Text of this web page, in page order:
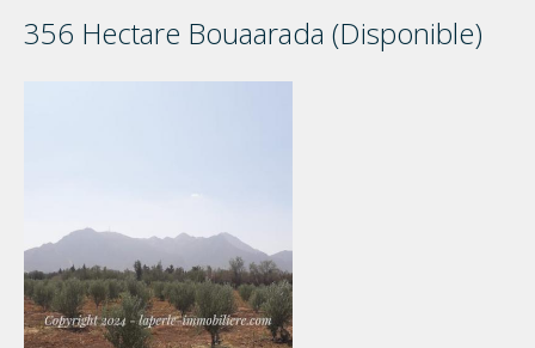
356 Hectare Bouaarada (Disponible)